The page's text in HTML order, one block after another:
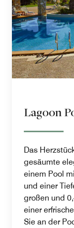
Lagoon
Das
gesäumte
einem Pool
und einer
großen und
einer
Sie an der